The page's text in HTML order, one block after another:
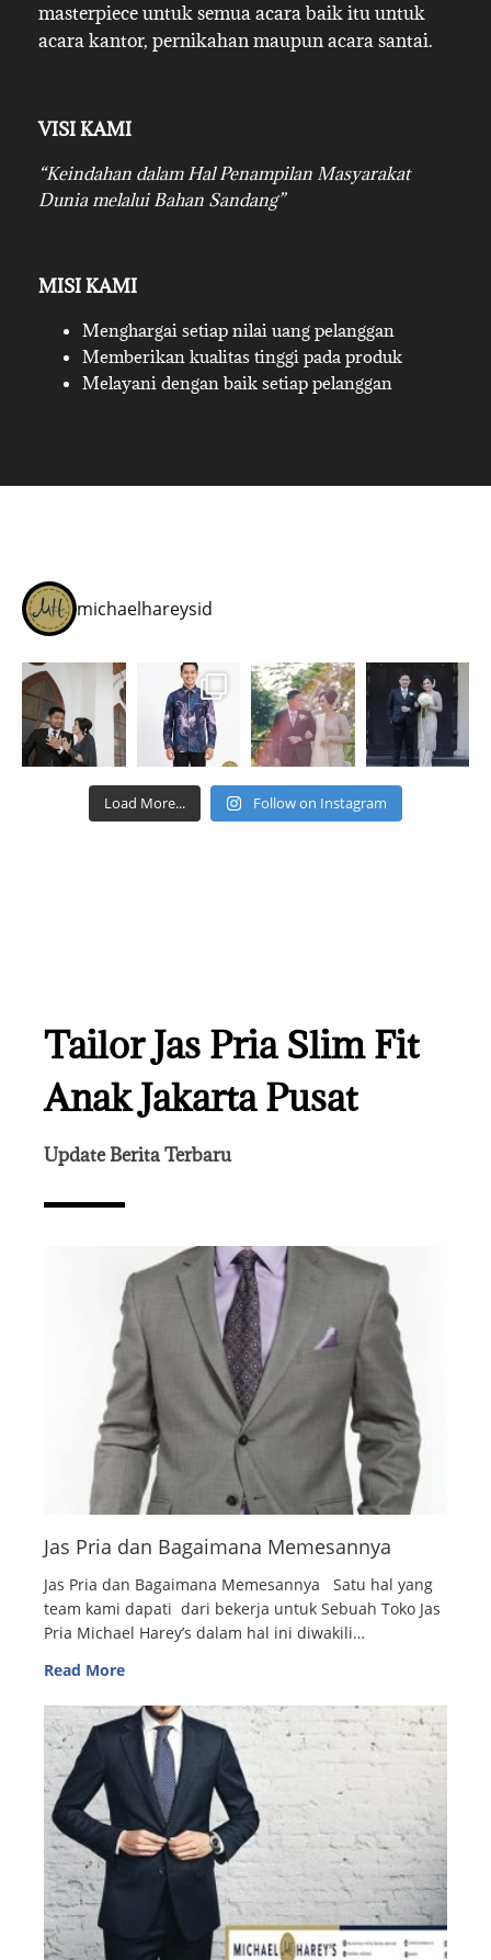
masterpiece untuk semua acara baik itu untuk
acara kantor, pernikahan maupun acara santai.
VISI KAMI
“Keindahan dalam Hal Penampilan Masyarakat
Dunia melalui Bahan Sandang”
MISI KAMI
Menghargai setiap nilai uang pelanggan
Memberikan kualitas tinggi pada produk
Melayani dengan baik setiap pelanggan
michaelhareysid
Load More... Follow on Instagram
Tailor Jas Pria Slim Fit
Anak Jakarta Pusat
Update Berita Terbaru
Jas Pria dan Bagaimana Memesannya
Jas Pria dan Bagaimana Memesannya Satu hal yang
team kami dapati dari bekerja untuk Sebuah Toko Jas
Pria Michael Harey’s dalam hal ini diwakili…
Read More